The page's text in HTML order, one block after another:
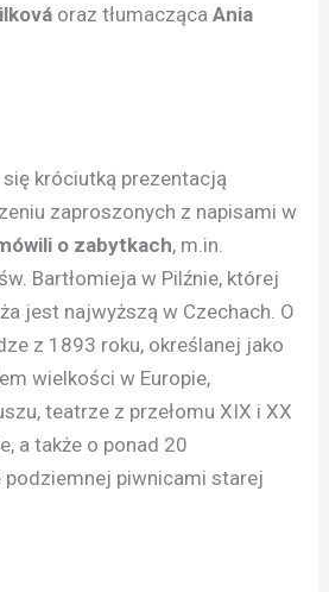
oraz tłumacząca Ania
się króciutką prezentacją
zaproszonych z napisami w
o zabytkach, m.in.
Bartłomieja w Pilźnie, której
jest najwyższą w Czechach. O
z 1893 roku, określanej jako
wielkości w Europie,
teatrze z przełomu XIX i XX
a także o ponad 20
piwnicami starej